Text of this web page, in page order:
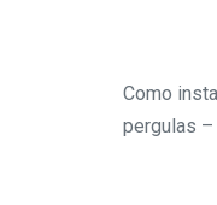
Como
pergulas